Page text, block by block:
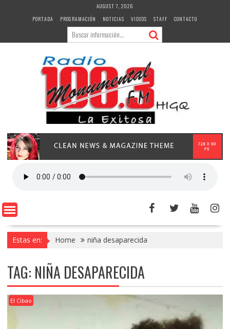
AUGUST 7, 2026
PORTADA
PROGRAMACIÓN NOTICIAS VIDEOS STAFF CONTACTO
Estas en: Home niña desaparecida
TAG: NIÑA DESAPARECIDA
El Cibao